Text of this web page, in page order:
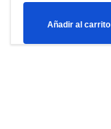
original
Añadir al carrito